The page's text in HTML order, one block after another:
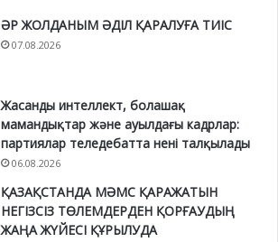
ӘР ЖОЛДАНЫМ ӘДІЛ ҚАРАЛУҒА ТИІС
07.08.2026
Жасанды интеллект, болашақ
мамандықтар және ауылдағы кадрлар:
партиялар теледебатта нені талқылады
06.08.2026
ҚАЗАҚСТАНДА МӘМС ҚАРАЖАТЫН
НЕГІЗСІЗ ТӨЛЕМДЕРДЕН ҚОРҒАУДЫҢ
ЖАҢА ЖҮЙЕСІ ҚҰРЫЛУДА